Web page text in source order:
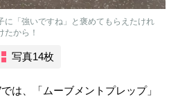
に「強いですね」と褒めてもらえたけれ
たから！
写真14枚
は、「ムーブメントプレップ」